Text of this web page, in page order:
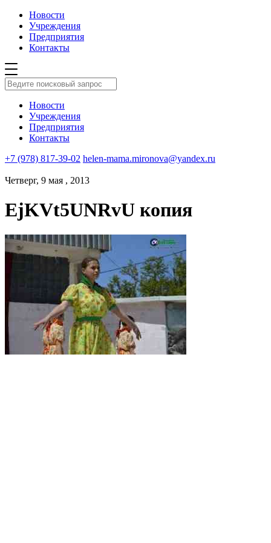
Новости
Учреждения
Предприятия
Контакты
Новости
Учреждения
Предприятия
Контакты
+7 (978) 817-39-02 helen-mama.mironova@yandex.ru
Четверг, 9 мая , 2013
EjKVt5UNRvU копия